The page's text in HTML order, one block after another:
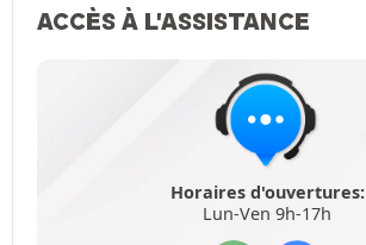
ACCÈS À L'ASSISTANCE
Horaires d'ouvertures:
Lun-Ven 9h-17h